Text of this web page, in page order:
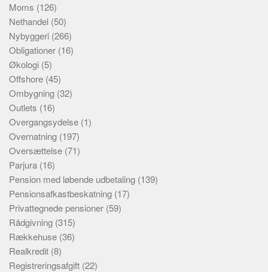
Moms (126)
Nethandel (50)
Nybyggeri (266)
Obligationer (16)
Økologi (5)
Offshore (45)
Ombygning (32)
Outlets (16)
Overgangsydelse (1)
Overnatning (197)
Oversættelse (71)
Parjura (16)
Pension med løbende udbetaling (139)
Pensionsafkastbeskatning (17)
Privattegnede pensioner (59)
Rådgivning (315)
Rækkehuse (36)
Realkredit (8)
Registreringsafgift (22)